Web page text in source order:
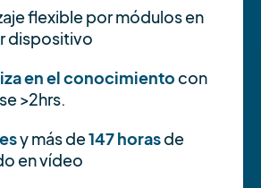
flexible por módulos en
dispositivo
en el conocimientocon
>2hrs.
y más de147 horasde
en vídeo